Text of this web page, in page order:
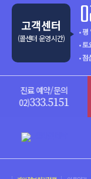
고객센터
(콜센터 운영시간)
평
토
점
진료 예약/문의
02)333.5151